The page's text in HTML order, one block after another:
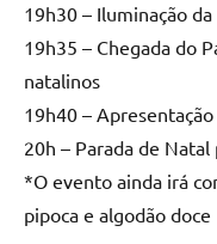
19h30 – Iluminação
19h35 – Chegada do
natalinos
19h40 –
20h – Parada de
*O evento ainda irá
pipoca e algodão doce